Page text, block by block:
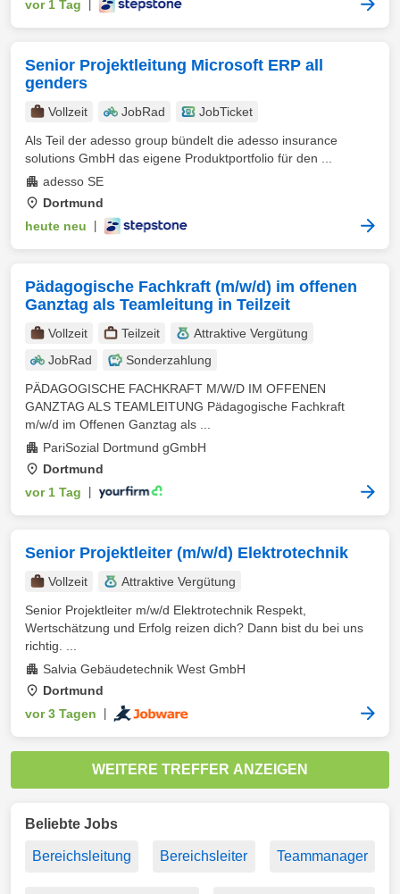
vor 1 Tag
Senior Projektleitung Microsoft ERP all
genders
Vollzeit JobRad
JobTicket
Als Teil der adesso group bündelt die adesso insurance
solutions GmbH das eigene Produktportfolio für den ...
adesso SE
Dortmund
heute neu
Pädagogische Fachkraft (m/w/d) im offenen
Ganztag als Teamleitung in Teilzeit
Vollzeit Teilzeit
Attraktive Vergütung
JobRad
Sonderzahlung
PÄDAGOGISCHE FACHKRAFT M/W/D IM OFFENEN
GANZTAG ALS TEAMLEITUNG Pädagogische Fachkraft
m/w/d im Offenen Ganztag als ...
PariSozial Dortmund gGmbH
Dortmund
vor 1 Tag
Senior Projektleiter (m/w/d) Elektrotechnik
Vollzeit
Attraktive Vergütung
Senior Projektleiter m/w/d Elektrotechnik Respekt,
Wertschätzung und Erfolg reizen dich? Dann bist du bei uns
richtig. ...
Salvia Gebäudetechnik West GmbH
Dortmund
vor 3 Tagen
WEITERE TREFFER ANZEIGEN
Beliebte Jobs
Bereichsleitung Bereichsleiter Teammanager